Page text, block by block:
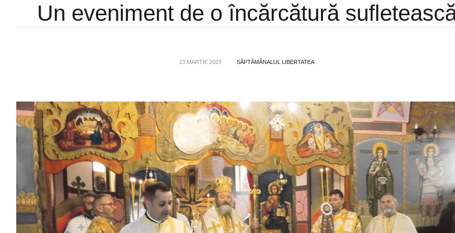
Un eveniment de o încărcătură
23 MARTIE 2023 SĂPTĂMÂNALUL LIBERTATEA